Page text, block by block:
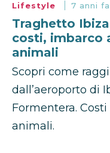
Lifestyle 7 anni fa
Traghetto
costi, imbarco
animali
Scopri come
dall’aeroporto di
Formentera.
animali.